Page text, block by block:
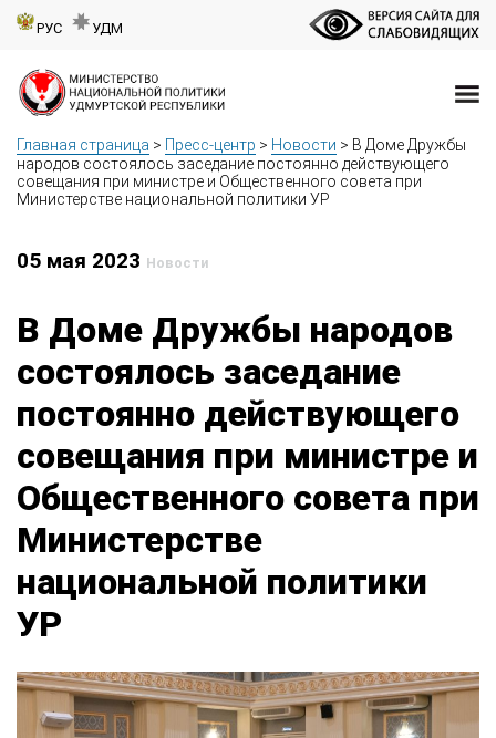
РУС УДМ
Главная страница > Пресс-центр > Новости > В Доме Дружбы
народов состоялось заседание постоянно действующего
совещания при министре и Общественного совета при
Министерстве национальной политики УР
05 мая 2023 Новости
В Доме Дружбы народов
состоялось заседание
постоянно действующего
совещания при министре и
Общественного совета при
Министерстве
национальной политики
УР